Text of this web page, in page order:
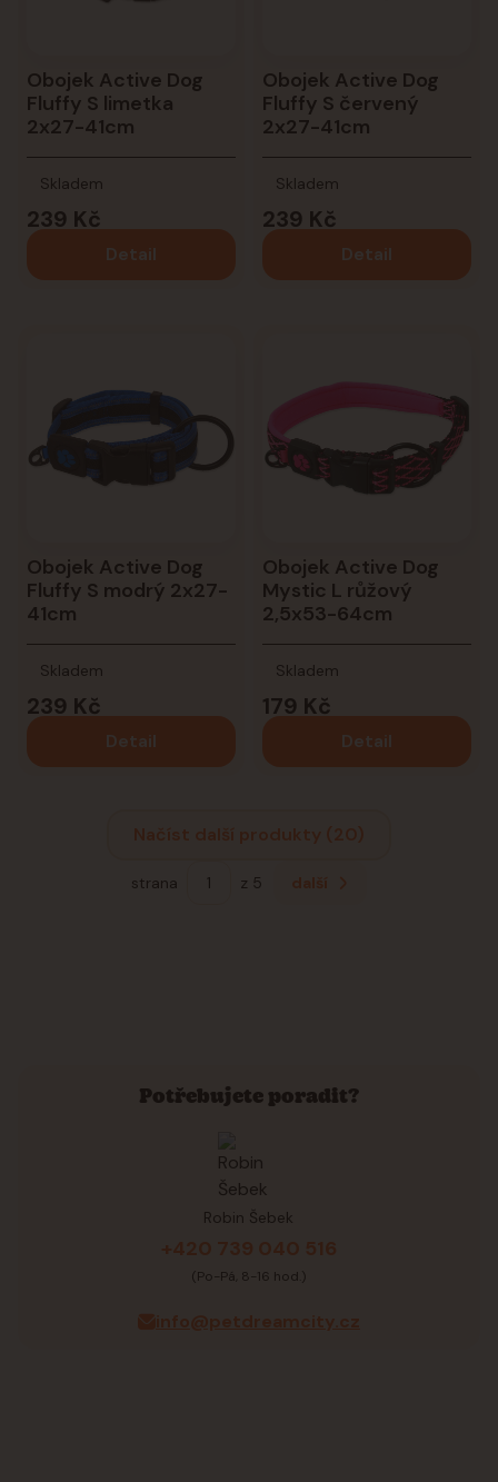
Obojek Active Dog
Fluffy S limetka
2x27-41cm
239 Kč
Skladem
Detail
Obojek Active Dog
Fluffy S červený
2x27-41cm
239 Kč
Skladem
Detail
Obojek Active Dog
Fluffy S modrý 2x27-
41cm
239 Kč
Skladem
Detail
Obojek Active Dog
Mystic L růžový
2,5x53-64cm
179 Kč
Skladem
Detail
Načíst další produkty (20)
strana z 5 další
Potřebujete poradit?
Robin Šebek
+420 739 040 516
(Po-Pá, 8-16 hod.)
info@petdreamcity.cz